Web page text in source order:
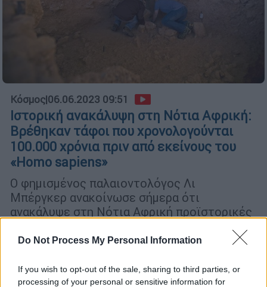
Do Not Process My Personal Information
If you wish to opt-out of the sale, sharing to third parties, or
processing of your personal or sensitive information for
Κόσμος|06.06.2023 09:51
Ιστορική ανακάλυψη στη Νότια Αφρική:
Βρέθηκαν τάφοι που χρονολογούνται
100.000 χρόνια πριν από εκείνους του
«Homo sapiens»
Ο φημισμένος παλαιοντολόγος Λι
Μπέργκερ ανακοίνωσε σήμερα ότι
ανακάλυψε στη Νότια Αφρική προϊστορικές